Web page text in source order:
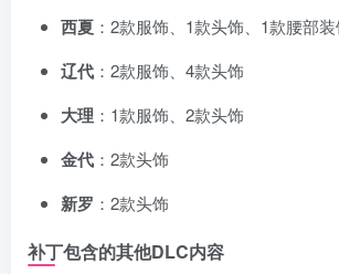
西夏 ：2款服饰、1款头饰、1款腰部
辽代 ：2款服饰、4款头饰
大理 ：1款服饰、2款头饰
金代 ：2款头饰
新罗 ：2款头饰
补丁包含的其他DLC内容